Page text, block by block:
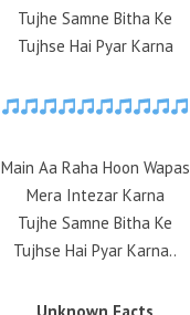
Tujhe Samne Bitha Ke
Tujhse Hai Pyar Karna
Main Aa Raha Hoon Wapas
Mera Intezar Karna
Tujhe Samne Bitha Ke
Tujhse Hai Pyar Karna..